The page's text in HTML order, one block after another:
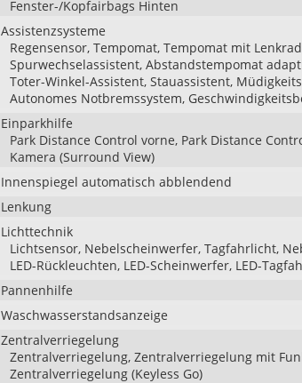
Fenster-/Kopfairbags Hinten
Assistenzsysteme
Regensensor, Tempomat, Tempomat mit
Spurwechselassistent, Abstandstempomat
Toter-Winkel-Assistent, Stauassistent,
Autonomes Notbremssystem,
Einparkhilfe
Park Distance Control vorne, Park Distance
Kamera (Surround View)
Innenspiegel automatisch abblendend
Lenkung
Lichttechnik
Lichtsensor, Nebelscheinwerfer, Tagfahrlicht,
LED-Rückleuchten, LED-Scheinwerfer, LED-
Pannenhilfe
Waschwasserstandsanzeige
Zentralverriegelung
Zentralverriegelung, Zentralverriegelung mit
Zentralverriegelung (Keyless Go)